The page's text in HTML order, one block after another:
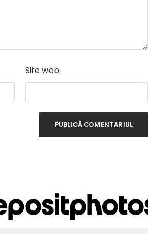
Site web